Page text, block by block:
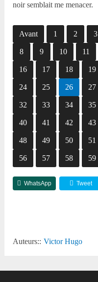
noir semblait me menacer.
Avant 1 2 3
8 9 10 11
16 17 18 19
24 25 26 27
32 33 34 35
40 41 42 43
48 49 50 51
56 57 58 59
WhatsApp Tweet
Auteurs:: Victor Hugo